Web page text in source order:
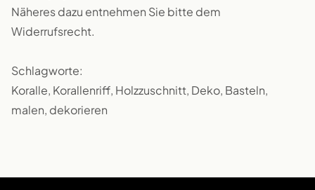
Näheres dazu entnehmen Sie bitte dem
Widerrufsrecht.
Schlagworte:
Koralle, Korallenriff, Holzzuschnitt, Deko, Basteln,
malen, dekorieren